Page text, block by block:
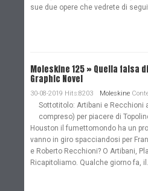
sue due opere che vedrete di
Moleskine 125 » Quella falsa
Graphic Novel
30-08-2019 Hits:8203 Moleskine
Sottotitolo: Artibani e Recchioni
compreso) per piacere di
Houston il fumettomondo ha un
vanno in giro spacciandosi per
e Roberto Recchioni? O Artibani,
Ricapitoliamo. Qualche giorno fa, il...